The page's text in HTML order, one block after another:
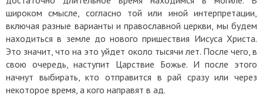
широком смысле, согласно той или иной интерпретации,
включая разные варианты и православной церкви, мы будем
находиться в земле до нового пришествия Иисуса Христа.
Это значит, что на это уйдет около тысячи лет. После чего, в
свою очередь, наступит Царствие Божье. И после этого
начнут выбирать, кто отправится в рай сразу или через
некоторое время, а кого направят в ад.